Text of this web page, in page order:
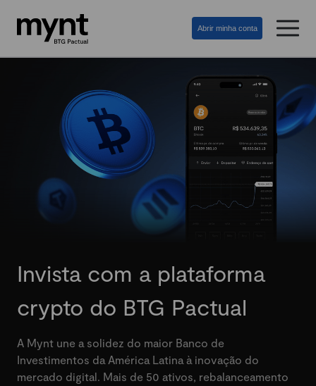
Abrir minha conta
Invista com a plataforma
crypto do BTG Pactual
A Mynt une a solidez do maior Banco de
Investimentos da América Latina à inovação do
mercado digital. Mais de 50 ativos, rebalanceamento